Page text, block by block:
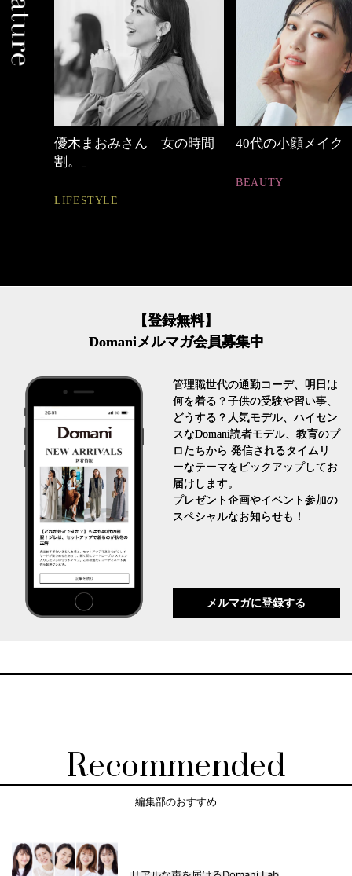
優木まおみさん「女の時間
割。」
LIFESTYLE
40代の小顔メイク
BEAUTY
【登録無料】
Domaniメルマガ会員募集中
管理職世代の通勤コーデ、明日は
何を着る？子供の受験や習い事、
どうする？人気モデル、ハイセン
スなDomani読者モデル、教育のプ
ロたちから 発信されるタイムリ
ーなテーマをピックアップしてお
届けします。
プレゼント企画やイベント参加の
スペシャルなお知らせも！
メルマガに登録する
Recommended
編集部のおすすめ